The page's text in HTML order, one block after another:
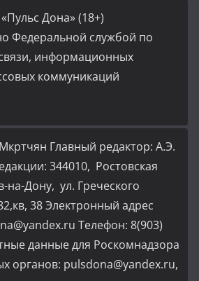
Дона» (18+)
Федеральной службой по
информационных
коммуникаций
Главный редактор: А.Э.
344010, Ростовская
на-Дону, ул. Греческого
38 Электронный адрес
Телефон: 8(903)
данные для Роскомнадзора
органов: pulsdona@yandex.ru,